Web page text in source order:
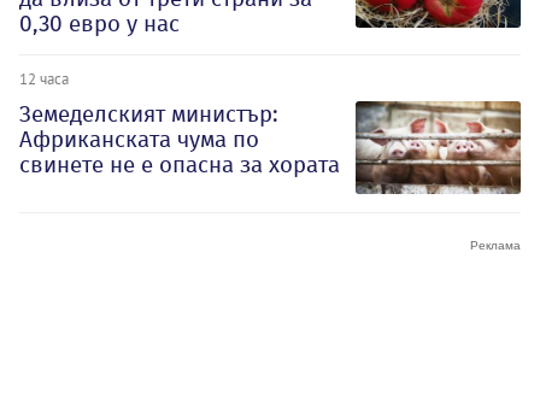
0,30 евро у нас
12 часа
Земеделският министър:
Африканската чума по
свинете не е опасна за хората